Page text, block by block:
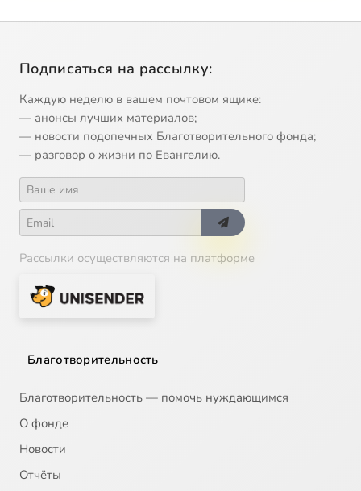
Подписаться на рассылку:
Каждую неделю в вашем почтовом ящике:
— анонсы лучших материалов;
— новости подопечных Благотворительного фонда;
— разговор о жизни по Евангелию.
Рассылки осуществляются на платформе
Благотворительность
Благотворительность — помочь нуждающимся
О фонде
Новости
Отчёты